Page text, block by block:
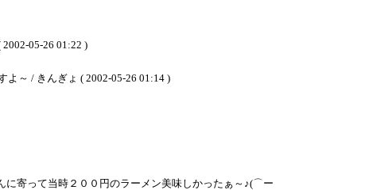
05-26 01:22 )
～ / きんぎょ ( 2002-05-26 01:14 )
寄って当時２００円のラーメン美味しかったぁ～♪(⌒ー